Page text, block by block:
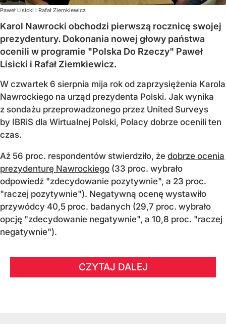
Paweł Lisicki i Rafał Ziemkiewicz
Karol Nawrocki obchodzi pierwszą rocznicę swojej
prezydentury. Dokonania nowej głowy państwa
ocenili w programie "Polska Do Rzeczy" Paweł
Lisicki i Rafał Ziemkiewicz.
W czwartek 6 sierpnia mija rok od zaprzysiężenia Karola
Nawrockiego na urząd prezydenta Polski. Jak wynika
z sondażu przeprowadzonego przez United Surveys
by IBRiS dla Wirtualnej Polski, Polacy dobrze ocenili ten
czas.
Aż 56 proc. respondentów stwierdziło, że dobrze ocenia
prezydenturę Nawrockiego (33 proc. wybrało
odpowiedź "zdecydowanie pozytywnie", a 23 proc.
"raczej pozytywnie"). Negatywną ocenę wystawiło
przywódcy 40,5 proc. badanych (29,7 proc. wybrało
opcję "zdecydowanie negatywnie", a 10,8 proc. "raczej
negatywnie").
CZYTAJ DALEJ